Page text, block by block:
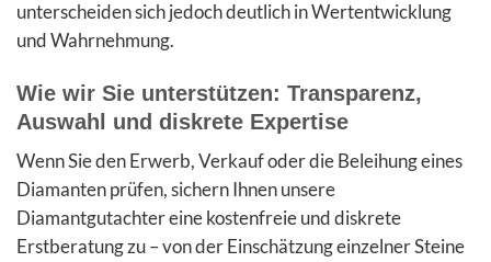
unterscheiden sich jedoch deutlich in Wertentwicklung
und Wahrnehmung.
Wie wir Sie unterstützen: Transparenz,
Auswahl und diskrete Expertise
Wenn Sie den Erwerb, Verkauf oder die Beleihung eines
Diamanten prüfen, sichern Ihnen unsere
Diamantgutachter eine kostenfreie und diskrete
Erstberatung zu – von der Einschätzung einzelner Steine